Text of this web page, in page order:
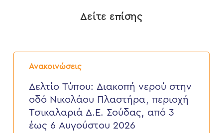
Δείτε επίσης
Ανακοινώσεις
Δελτίο
Τύπου:
νερού
στην
Νικολάου
Πλαστήρα,
περιοχή
Δελτίο Τύπου: Διακοπή νερού στην
οδό Νικολάου Πλαστήρα, περιοχή
Τσικαλαριά Δ.Ε. Σούδας, από 3
έως 6 Αυγούστου 2026